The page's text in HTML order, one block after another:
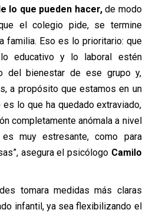
lo que pueden hacer,de modo
el colegio pide, se termine
familia. Eso es lo prioritario: que
educativo y lo laboral estén
del bienestar de ese grupo y,
a propósito que estamos en un
lo que ha quedado extraviado,
completamente anómala a nivel
muy estresante, como para
asegura el psicólogo Camilo
tomara medidas más claras
infantil, ya sea flexibilizando el